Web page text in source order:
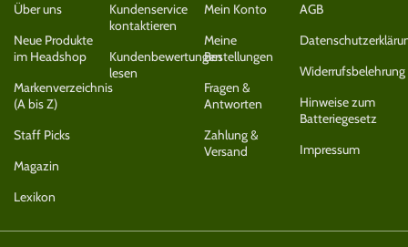
Über uns
Neue Produkte
im Headshop
Markenverzeichnis
(A bis Z)
Staff Picks
Magazin
Lexikon
Kundenservice
kontaktieren
Kundenbewertungen
lesen
Mein Konto
Meine
Bestellungen
Fragen &
Antworten
Zahlung &
Versand
AGB
Widerrufsbelehrung
Hinweise zum
Batteriegesetz
Impressum